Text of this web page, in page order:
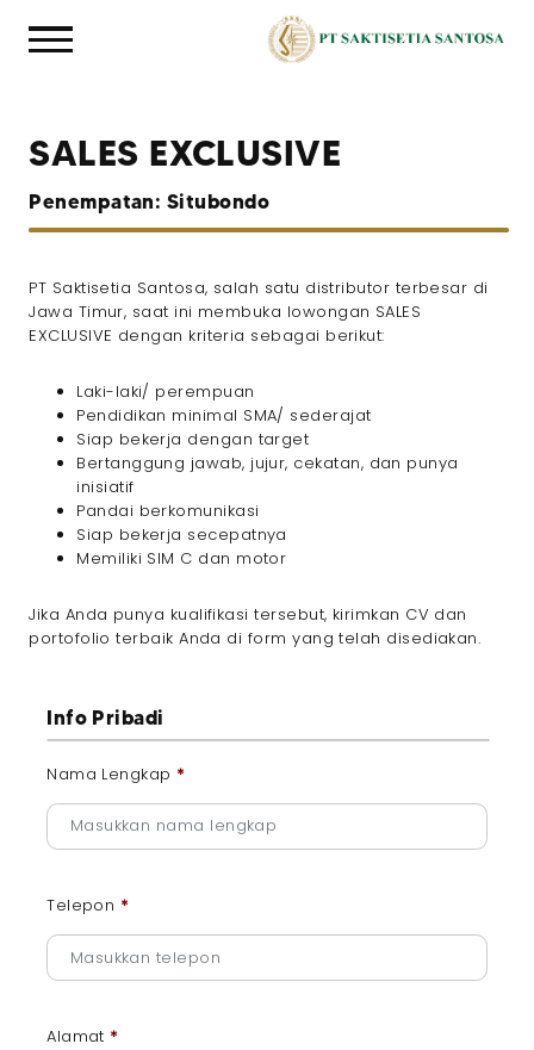
SALES EXCLUSIVE
Penempatan: Situbondo
PT Saktisetia Santosa, salah satu distributor terbesar di
Jawa Timur, saat ini membuka lowongan SALES
EXCLUSIVE dengan kriteria sebagai berikut:
Laki-laki/ perempuan
Pendidikan minimal SMA/ sederajat
Siap bekerja dengan target
Bertanggung jawab, jujur, cekatan, dan punya
inisiatif
Pandai berkomunikasi
Siap bekerja secepatnya
Memiliki SIM C dan motor
Jika Anda punya kualifikasi tersebut, kirimkan CV dan
portofolio terbaik Anda di form yang telah disediakan.
Info Pribadi
Nama Lengkap *
Telepon *
Alamat *